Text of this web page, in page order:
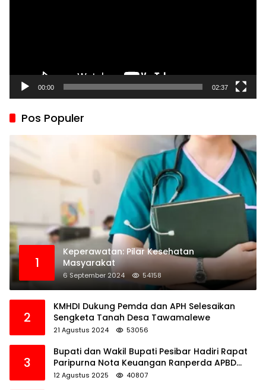
00:00 02:37
Pos Populer
1
Keperawatan: Pilar Kesehatan
Masyarakat
6 September 2024 54158
2
KMHDI Dukung Pemda dan APH Selesaikan
Sengketa Tanah Desa Tawamalewe
21 Agustus 2024 53056
3
Bupati dan Wakil Bupati Pesibar Hadiri Rapat
Paripurna Nota Keuangan Ranperda APBD
Perubahan TA 2025
12 Agustus 2025 40807